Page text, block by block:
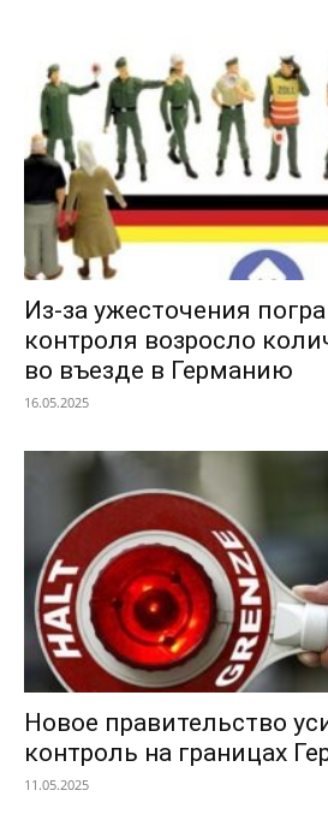
Из-за ужесточения
контроля возросло
во въезде в Германию
16.05.2025
Новое правительство
контроль на границах
11.05.2025